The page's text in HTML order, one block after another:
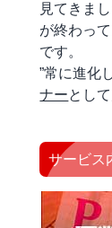
見てきま
が終わっ
です。
”常に進化
ナーとし
サービス